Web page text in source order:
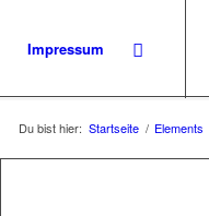
Impressum
Du bist hier: Startseite / Elements